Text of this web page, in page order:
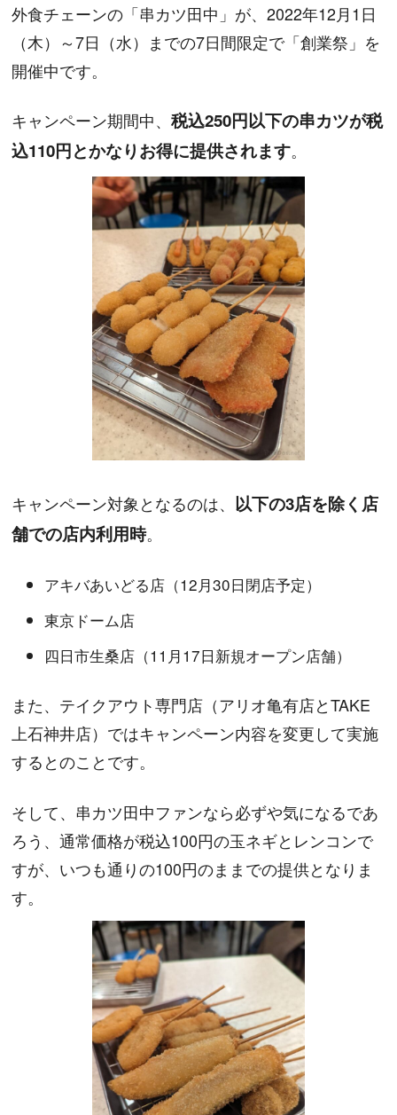
外食チェーンの「串カツ田中」が、2022年12月1日
（木）～7日（水）までの7日間限定で「創業祭」を
開催中です。
キャンペーン期間中、税込250円以下の串カツが税
込110円とかなりお得に提供されます。
キャンペーン対象となるのは、 以下の3店を除く店
舗での店内利用時。
アキバあいどる店（12月30日閉店予定）
東京ドーム店
四日市生桑店（11月17日新規オープン店舗）
また、テイクアウト専門店（アリオ亀有店とTAKE
上石神井店）ではキャンペーン内容を変更して実施
するとのことです。
そして、串カツ田中ファンなら必ずや気になるであ
ろう、通常価格が税込100円の玉ネギとレンコンで
すが、いつも通りの100円のままでの提供となりま
す。